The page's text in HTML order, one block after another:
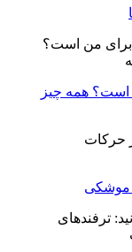
است؟ همه چیز
موشکی